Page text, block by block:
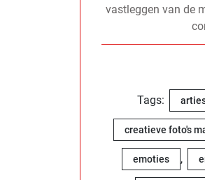
vastleggen van de
Tags:
creatieve foto's
emoties ,